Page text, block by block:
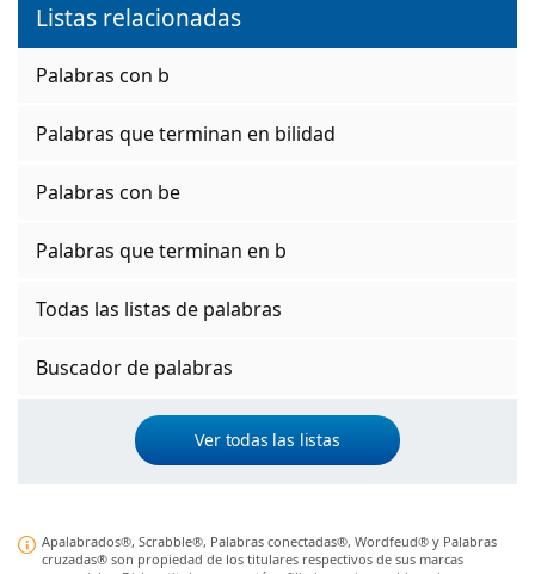
Listas relacionadas
Palabras con b
Palabras que terminan en bilidad
Palabras con be
Palabras que terminan en b
Todas las listas de palabras
Buscador de palabras
Ver todas las listas
Apalabrados®, Scrabble®, Palabras conectadas®, Wordfeud® y Palabras
cruzadas® son propiedad de los titulares respectivos de sus marcas